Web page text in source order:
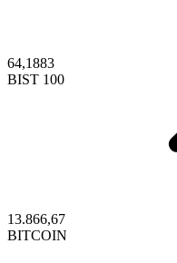
64,1883
BIST 100
13.866,67
BITCOIN